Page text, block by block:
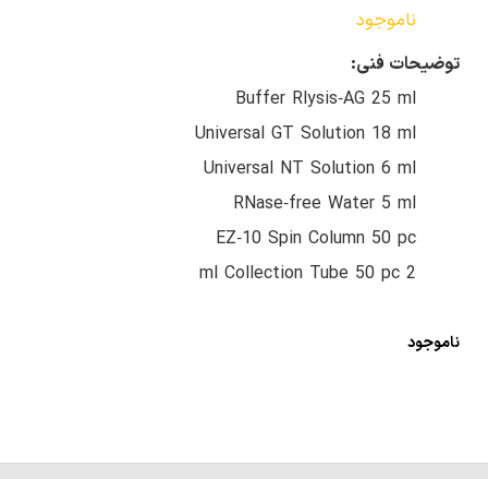
ناموجود
توضیحات فنی:
Buffer Rlysis‐AG 25 ml
Universal GT Solution 18 ml
Universal NT Solution 6 ml
RNase‐free Water 5 ml
EZ‐10 Spin Column 50 pc
2 ml Collection Tube 50 pc
ناموجود